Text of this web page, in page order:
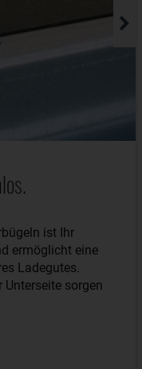
ist Ihr
ermöglicht eine
Ladegutes.
sorgen